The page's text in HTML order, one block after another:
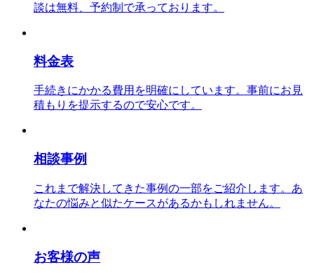
談は無料、予約制で承っております。
料金表
手続きにかかる費用を明確にしています。事前にお見
積もりを提示するので安心です。
相談事例
これまで解決してきた事例の一部をご紹介します。あ
なたの悩みと似たケースがあるかもしれません。
お客様の声